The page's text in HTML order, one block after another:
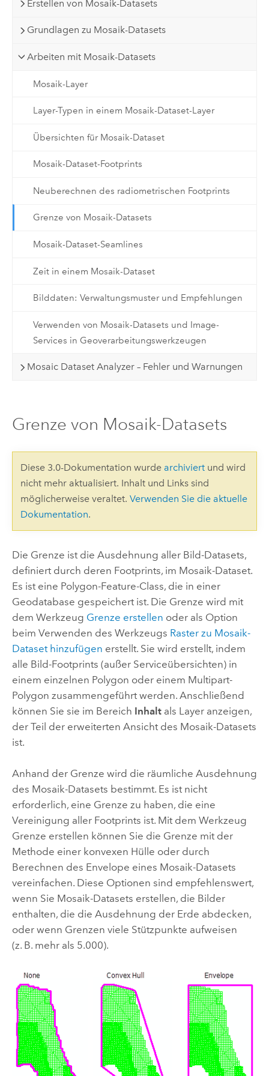
Erstellen von Mosaik-Datasets
Grundlagen zu Mosaik-Datasets
Arbeiten mit Mosaik-Datasets
Mosaik-Layer
Layer-Typen in einem Mosaik-Dataset-Layer
Übersichten für Mosaik-Dataset
Mosaik-Dataset-Footprints
Neuberechnen des radiometrischen Footprints
Grenze von Mosaik-Datasets
Mosaik-Dataset-Seamlines
Zeit in einem Mosaik-Dataset
Bilddaten: Verwaltungsmuster und Empfehlungen
Verwenden von Mosaik-Datasets und Image-
Services in Geoverarbeitungswerkzeugen
Mosaic Dataset Analyzer – Fehler und Warnungen
Grenze von Mosaik-Datasets
Diese 3.0-Dokumentation wurde archiviertund wird
nicht mehr aktualisiert. Inhalt und Links sind
möglicherweise veraltet. Verwenden Sie die aktuelle
Dokumentation.
Die Grenze ist die Ausdehnung aller Bild-Datasets,
definiert durch deren Footprints, im Mosaik-Dataset.
Es ist eine Polygon-Feature-Class, die in einer
Geodatabase gespeichert ist. Die Grenze wird mit
dem Werkzeug Grenze erstellen oder als Option
beim Verwenden des Werkzeugs Raster zu Mosaik-
Dataset hinzufügen erstellt. Sie wird erstellt, indem
alle Bild-Footprints (außer Serviceübersichten) in
einem einzelnen Polygon oder einem Multipart-
Polygon zusammengeführt werden. Anschließend
können Sie sie im Bereich Inhaltals Layer anzeigen,
der Teil der erweiterten Ansicht des Mosaik-Datasets
ist.
Anhand der Grenze wird die räumliche Ausdehnung
des Mosaik-Datasets bestimmt. Es ist nicht
erforderlich, eine Grenze zu haben, die eine
Vereinigung aller Footprints ist. Mit dem Werkzeug
Grenze erstellen können Sie die Grenze mit der
Methode einer konvexen Hülle oder durch
Berechnen des Envelope eines Mosaik-Datasets
vereinfachen. Diese Optionen sind empfehlenswert,
wenn Sie Mosaik-Datasets erstellen, die Bilder
enthalten, die die Ausdehnung der Erde abdecken,
oder wenn Grenzen viele Stützpunkte aufweisen
(z. B. mehr als 5.000).